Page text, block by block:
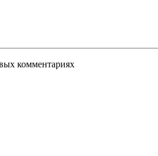
комментариях